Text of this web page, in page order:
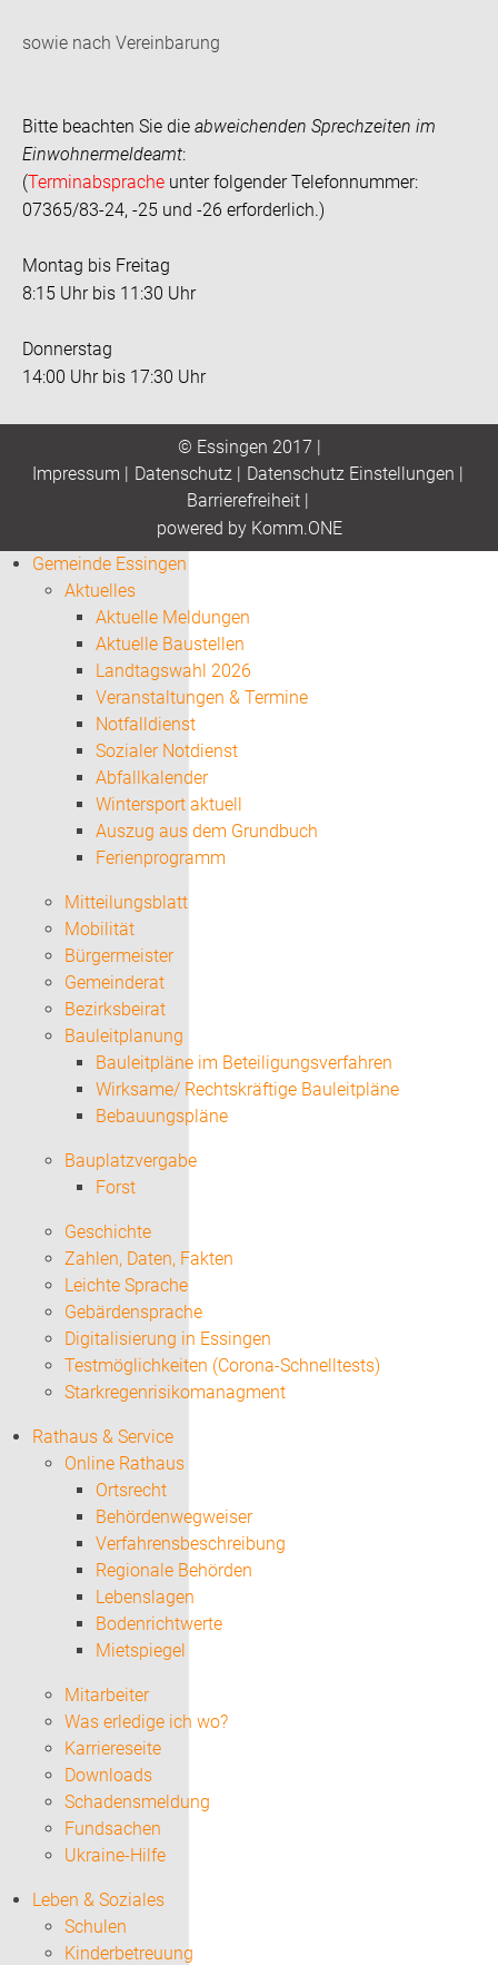
sowie nach Vereinbarung
Bitte beachten Sie die abweichenden Sprechzeiten im
Einwohnermeldeamt:
(Terminabsprache unter folgender Telefonnummer:
07365/83-24, -25 und -26 erforderlich.)
Montag bis Freitag
8:15 Uhr bis 11:30 Uhr
Donnerstag
14:00 Uhr bis 17:30 Uhr
© Essingen 2017 |
Impressum | Datenschutz| Datenschutz Einstellungen |
Barrierefreiheit|
powered by Komm.ONE
Gemeinde Essingen
Aktuelles
Aktuelle Meldungen
Aktuelle Baustellen
Landtagswahl 2026
Veranstaltungen & Termine
Notfalldienst
Sozialer Notdienst
Abfallkalender
Wintersport aktuell
Auszug aus dem Grundbuch
Ferienprogramm
Mitteilungsblatt
Mobilität
Bürgermeister
Gemeinderat
Bezirksbeirat
Bauleitplanung
Bauleitpläne im Beteiligungsverfahren
Wirksame/ Rechtskräftige Bauleitpläne
Bebauungspläne
Bauplatzvergabe
Forst
Geschichte
Zahlen, Daten, Fakten
Leichte Sprache
Gebärdensprache
Digitalisierung in Essingen
Testmöglichkeiten (Corona-Schnelltests)
Starkregenrisikomanagment
Rathaus & Service
Online Rathaus
Ortsrecht
Behördenwegweiser
Verfahrensbeschreibung
Regionale Behörden
Lebenslagen
Bodenrichtwerte
Mietspiegel
Mitarbeiter
Was erledige ich wo?
Karriereseite
Downloads
Schadensmeldung
Fundsachen
Ukraine-Hilfe
Leben & Soziales
Schulen
Kinderbetreuung